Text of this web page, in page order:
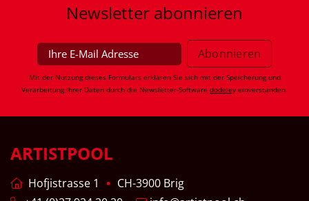
Newsletter abonnieren
Mit der Nutzung dieses Formulars erklären Sie sich mit der Speicherung und
Verarbeitung Ihrer Daten durch die Newsletter-Software dodeley einverstanden.
ARTISTPOOL
Hofjistrasse 1
CH-3900 Brig